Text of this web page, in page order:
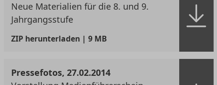
Neue Materialien für die 8. und 9.
Jahrgangsstufe
ZIP herunterladen | 9 MB
Pressefotos, 27.02.2014